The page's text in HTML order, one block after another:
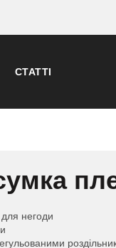
СТАТТІ
негоди